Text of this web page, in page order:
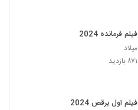
فیلم فرمانده 2024
میلاد
۸۷۱ بازدید
فیلم اول برقص 2024